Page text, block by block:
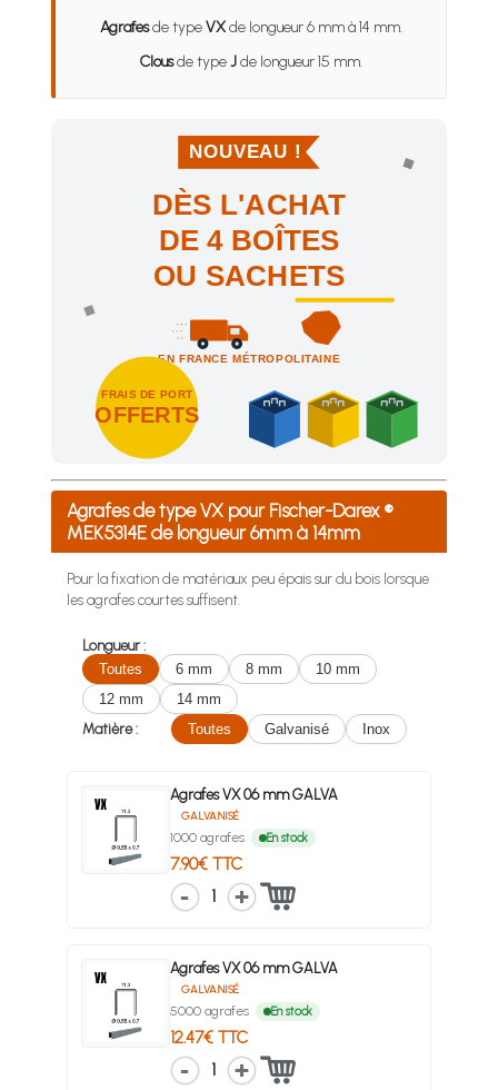
Agrafesde typeVXde longueur 6 mm à 14 mm.
Clousde typeJde longueur 15 mm.
NOUVEAU !
DÈS L'ACHAT
DE 4 BOÎTES
OU SACHETS
EN FRANCE MÉTROPOLITAINE
FRAIS DE PORT
OFFERTS
Achetez 4 sachets ou boîtes d'agrafes ou de pointes et
Agrafes de type VX pour Fischer-Darex ®
MEK5314E de longueur 6mm à 14mm
Pour la fixation de matériaux peu épais sur du bois lorsque
les agrafes courtes suffisent.
Longueur :
Toutes
6 mm 8 mm
10 mm
12 mm
14 mm
Matière :
Toutes Galvanisé Inox
Agrafes VX 06 mm GALVA
GALVANISÉ
1000 agrafes En stock
7.90€ TTC
1
Agrafes VX 06 mm GALVA
GALVANISÉ
5000 agrafes En stock
12.47€ TTC
1